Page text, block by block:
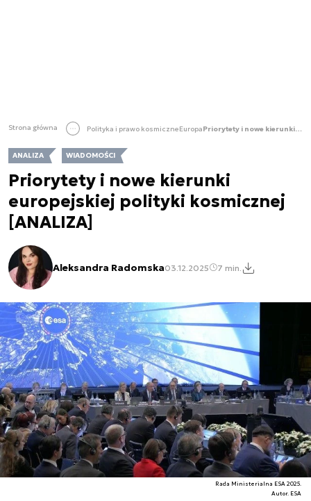
Strona główna Polityka i prawo kosmiczneEuropa Priorytety i nowe kierunki europejskiej polityki kosmicznej [ANALIZA]
ANALIZA WIADOMOŚCI
Priorytety i nowe kierunki
europejskiej polityki kosmicznej
[ANALIZA]
Aleksandra Radomska03.12.2025 7 min.
Rada Ministerialna ESA 2025.
Autor. ESA